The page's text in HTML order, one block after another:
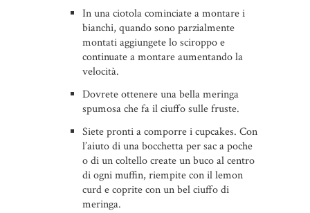
In una ciotola cominciate a montare i
bianchi, quando sono parzialmente
montati aggiungete lo sciroppo e
continuate a montare aumentando la
velocità.
Dovrete ottenere una bella meringa
spumosa che fa il ciuffo sulle fruste.
Siete pronti a comporre i cupcakes. Con
l’aiuto di una bocchetta per sac a poche
o di un coltello create un buco al centro
di ogni muffin, riempite con il lemon
curd e coprite con un bel ciuffo di
meringa.